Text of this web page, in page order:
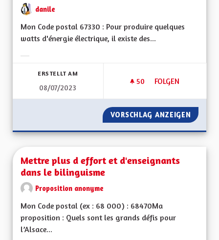
danile
Mon Code postal 67330 : Pour produire quelques
watts d'énergie électrique, il existe des...
ERSTELLT AM
08/07/2023
50 50 FOLLOWER
FOLGEN
MICRO CENTRALE
VORSCHLAG ANZEIGEN
Mettre plus d effort et d'enseignants
dans le bilinguisme
Proposition anonyme
Mon Code postal (ex : 68 000) : 68470Ma
proposition : Quels sont les grands défis pour
l’Alsace...